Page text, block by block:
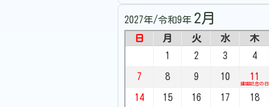
2027年/令和9年 2月
日 月 火 水 木
1
2 3 4
7 8 9 10 11
建国記念の日
14 15 16 17 18